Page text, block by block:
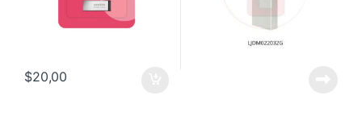
$20,00